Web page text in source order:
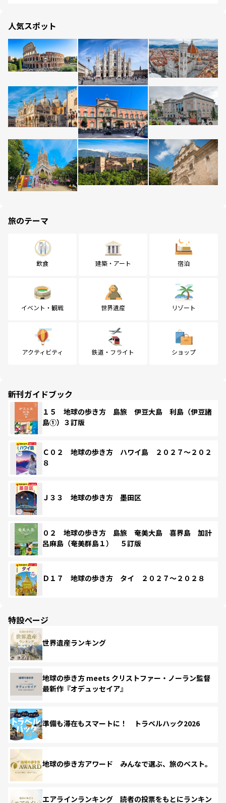
人気スポット
旅のテーマ
飲食 建築・アート 宿泊
イベント・観戦 世界遺産 リゾート
アクティビティ 鉄道・フライト ショップ
新刊ガイドブック
１５ 地球の歩き方 島旅 伊豆大島 利島（伊豆諸
島①）３訂版
Ｃ０２ 地球の歩き方 ハワイ島 ２０２７～２０２
８
Ｊ３３ 地球の歩き方 墨田区
０２ 地球の歩き方 島旅 奄美大島 喜界島 加計
呂麻島（奄美群島１） ５訂版
Ｄ１７ 地球の歩き方 タイ ２０２７～２０２８
特設ページ
世界遺産ランキング
地球の歩き方 meets クリストファー・ノーラン監督
最新作『オデュッセイア』
準備も滞在もスマートに！ トラベルハック2026
地球の歩き方アワード みんなで選ぶ、旅のベスト。
エアラインランキング 読者の投票をもとにランキン